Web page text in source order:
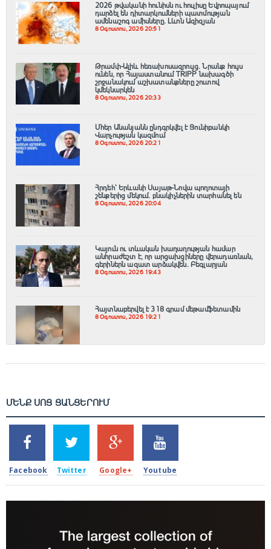
2026 թվականի հունիսն ու հուլիսը Եվրոպայում
դարձել են դիտարկումների պատմության
ամենաշոգ ամիսները․ Լևոն Ազիզյան
8 Օգոստոս, 2026 20:51
Թրամփ-Ալիև հեռախոսազրույց. Նրանք հույս
ունեն, որ Հայաստանում TRIPP նախագծի
շրջանակում աշխատանքները շուտով
կմեկնարկեն
8 Օգոստոս, 2026 20:33
Մհեր Անանյանն ընդգրկվել է Յունիբանկի
Վարչության կազմում
8 Օգոստոս, 2026 20:21
Հրդեհ՝ Երևանի Սայաթ-Նովա պողոտայի
շենքերից մեկում․ բնակիչներին տարհանել են
8 Օգոստոս, 2026 20:04
Կայուն ու տևական խաղաղության համար
անհրաժեշտ է, որ արցախցիները վերադառնան,
գերիներն ազատ արձակվեն․ Բեգլարյան
8 Օգոստոս, 2026 19:43
Հայտնաբերվել է 318 գրամ մեթամֆետամին
8 Օգոստոս, 2026 19:21
ՄԵՆՔ ՍՈՑ ՑԱՆՑԵՐՈՒՄ
2k
SHARES
Facebook
1.5k
TWEETS
Twitter
203
SHARES
Google+
620
SHARES
Youtube